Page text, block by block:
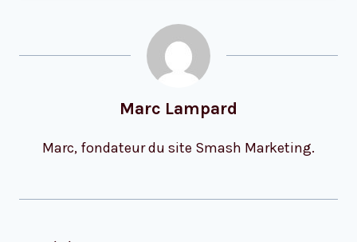
Marc Lampard
Marc, fondateur du site Smash Marketing.